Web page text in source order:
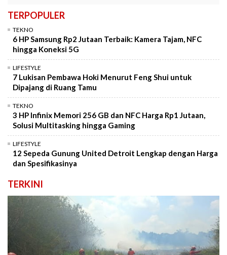
TERPOPULER
TEKNO
6 HP Samsung Rp2 Jutaan Terbaik: Kamera Tajam, NFC
hingga Koneksi 5G
LIFESTYLE
7 Lukisan Pembawa Hoki Menurut Feng Shui untuk
Dipajang di Ruang Tamu
TEKNO
3 HP Infinix Memori 256 GB dan NFC Harga Rp1 Jutaan,
Solusi Multitasking hingga Gaming
LIFESTYLE
12 Sepeda Gunung United Detroit Lengkap dengan Harga
dan Spesifikasinya
TERKINI